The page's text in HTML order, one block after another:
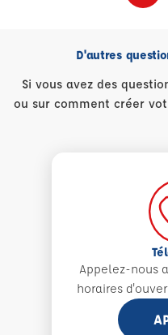
D'autres
Si vous avez des
ou sur comment créer
Appelez-nous
horaires